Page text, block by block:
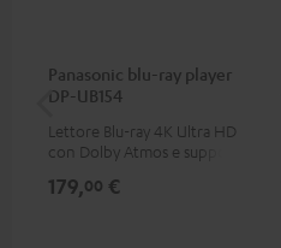
Panasonic blu-ray player
DP-UB154
Lettore Blu-ray 4K Ultra HD
con Dolby Atmos e supporto
una qualità delle immagini
179,00 €